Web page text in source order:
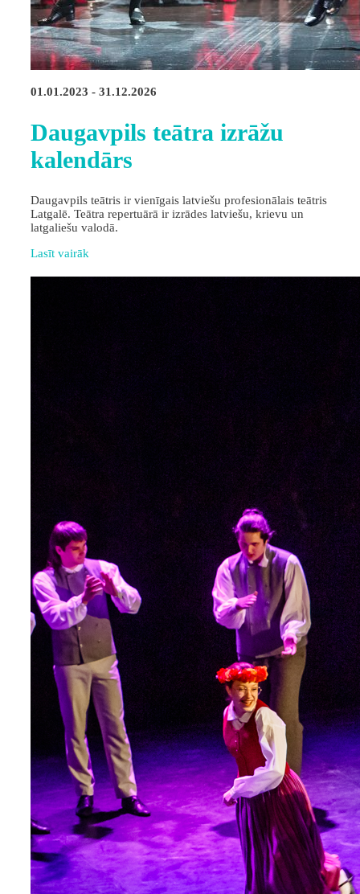
01.01.2023 - 31.12.2026
Daugavpils teātra izrāžu
kalendārs
Daugavpils teātris ir vienīgais latviešu profesionālais teātris
Latgalē. Teātra repertuārā ir izrādes latviešu, krievu un
latgaliešu valodā.
Lasīt vairāk